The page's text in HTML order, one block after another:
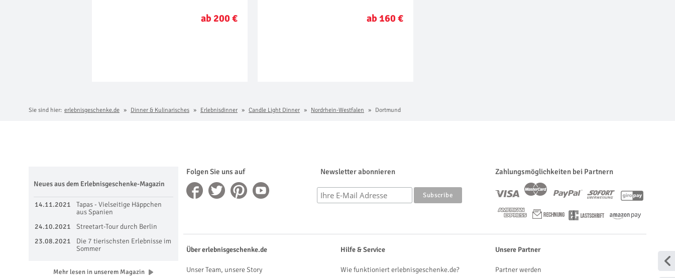
ab 200 € ab 160 €
Sie sind hier: erlebnisgeschenke.de Dinner & Kulinarisches Erlebnisdinner Candle Light Dinner Nordrhein-Westfalen Dortmund
Folgen Sie uns auf Newsletter abonnieren Zahlungsmöglichkeiten bei Partnern
Neues aus dem Erlebnisgeschenke-Magazin
14.11.2021
Tapas - Vielseitige Häppchen
aus Spanien
24.10.2021
Streetart-Tour durch Berlin
23.08.2021
Die 7 tierischsten Erlebnisse im
Sommer
Mehr lesen in unserem Magazin
Über erlebnisgeschenke.de
Unser Team, unsere Story
Hilfe & Service
Wie funktioniert erlebnisgeschenke.de?
Unsere Partner
Partner werden